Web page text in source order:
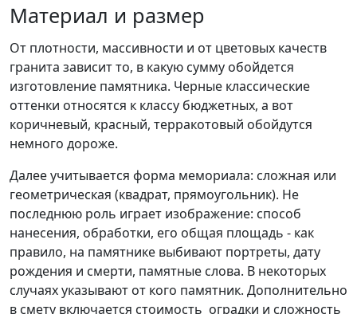
Материал и размер
От плотности, массивности и от цветовых качеств
гранита зависит то, в какую сумму обойдется
изготовление памятника. Черные классические
оттенки относятся к классу бюджетных, а вот
коричневый, красный, терракотовый обойдутся
немного дороже.
Далее учитывается форма мемориала: сложная или
геометрическая (квадрат, прямоугольник). Не
последнюю роль играет изображение: способ
нанесения, обработки, его общая площадь - как
правило, на памятнике выбивают портреты, дату
рождения и смерти, памятные слова. В некоторых
случаях указывают от кого памятник. Дополнительно
в смету включается стоимость оградки и сложность